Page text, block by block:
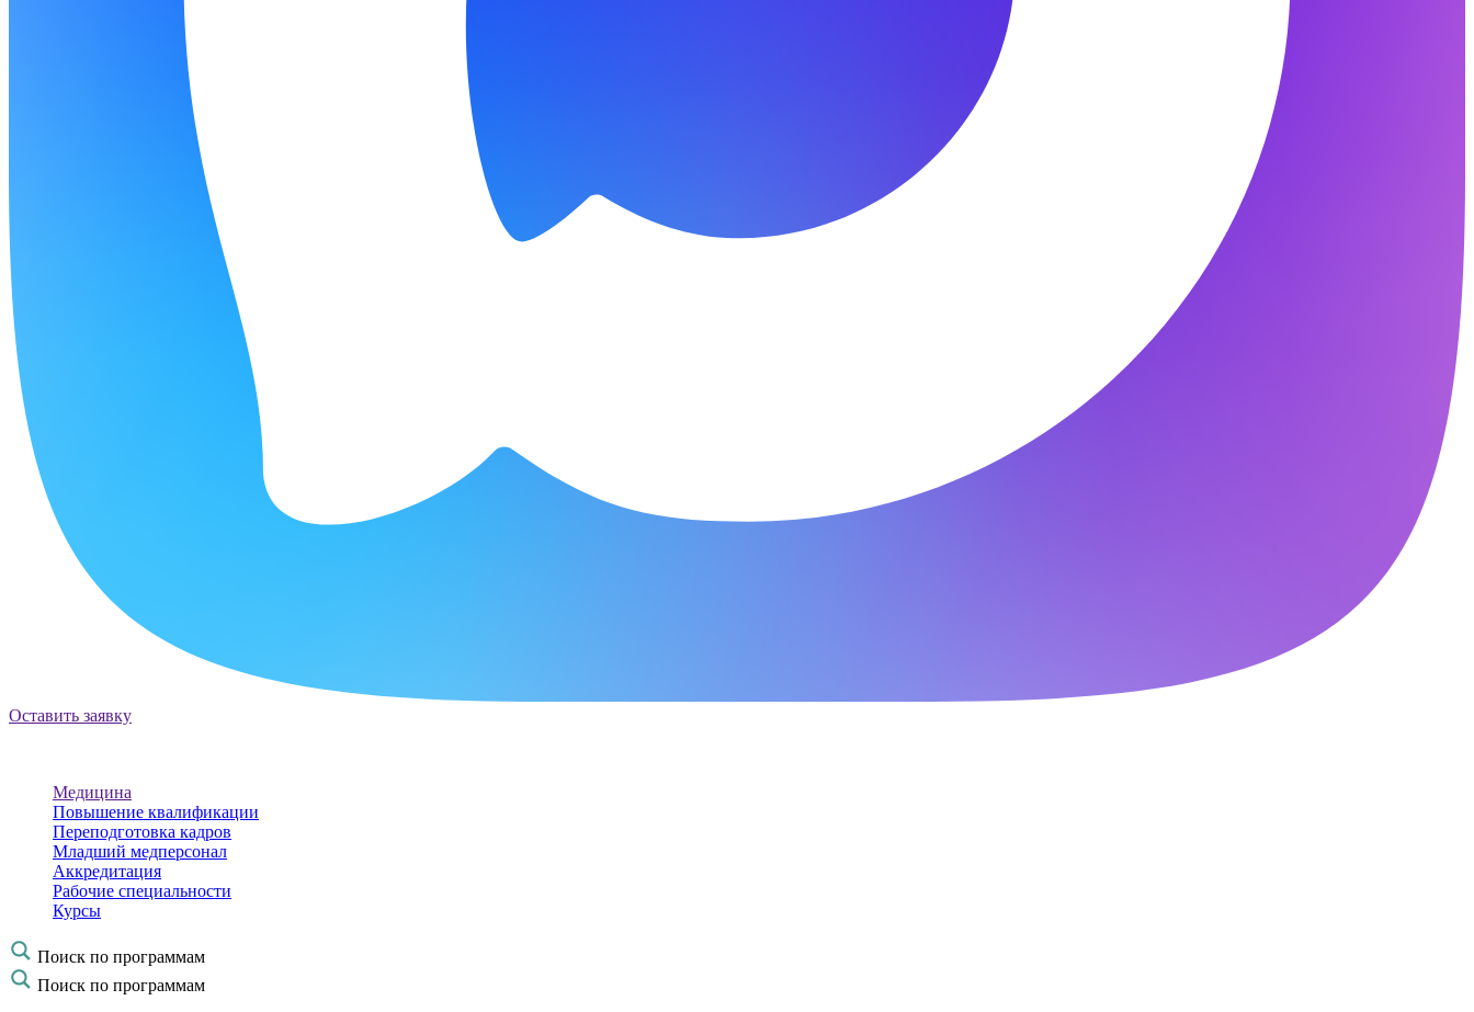
Оставить заявку
Медицина
Повышение квалификации
Переподготовка кадров
Младший медперсонал
Аккредитация
Рабочие специальности
Курсы
Поиск по программам
Поиск по программам